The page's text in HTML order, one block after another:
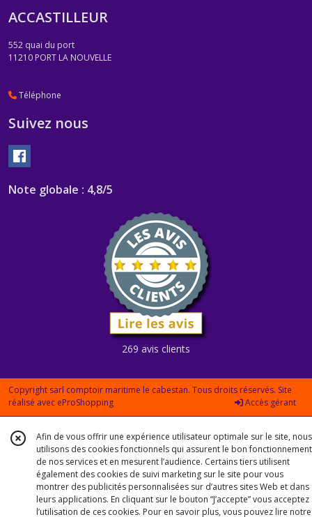
ACCASTILLEUR
552 quai du port
11210 PORT LA NOUVELLE
Téléphone
Suivez nous
Note globale : 4,8/5
269 avis clients
Copyright sarl comptoir maritime le cabestan. Tous droits réservés. Site
réalisé avec eProShopping Accès gérant
Afin de vous offrir une expérience utilisateur optimale sur le site, nous
utilisons des cookies fonctionnels qui assurent le bon fonctionnement
de nos services et en mesurent l’audience. Certains tiers utilisent
également des cookies de suivi marketing sur le site pour vous
montrer des publicités personnalisées sur d’autres sites Web et dans
leurs applications. En cliquant sur le bouton “J’accepte” vous acceptez
l’utilisation de ces cookies. Pour en savoir plus, vous pouvez lire notre